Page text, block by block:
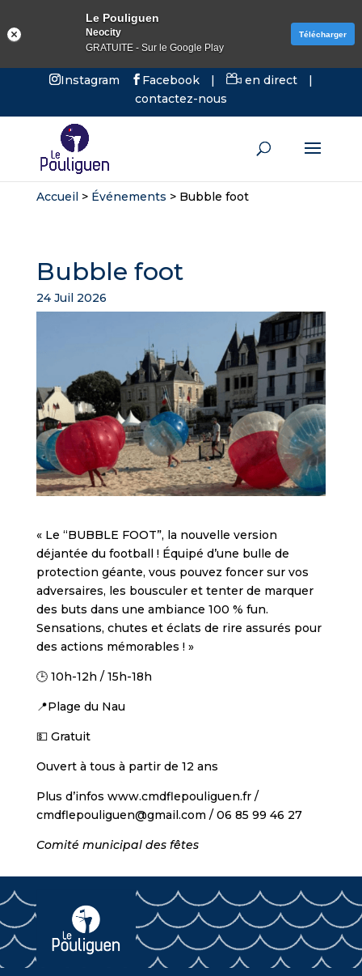
Instagram Facebook | en direct
|
contactez-nous
Accueil> Événements > Bubble foot
Bubble foot
24 Juil 2026
« Le “BUBBLE FOOT”, la nouvelle version
déjantée du football ! Équipé d’une bulle de
protection géante, vous pouvez foncer sur vos
adversaires, les bousculer et tenter de marquer
des buts dans une ambiance 100 % fun.
Sensations, chutes et éclats de rire assurés pour
des actions mémorables ! »
🕒 10h-12h / 15h-18h
📍Plage du Nau
💵 Gratuit
Ouvert à tous à partir de 12 ans
Plus d’infos www.cmdflepouliguen.fr /
cmdflepouliguen@gmail.com / 06 85 99 46 27
Comité municipal des fêtes
Le Pouliguen
Neocity
GRATUITE - Sur le Google Play
Télécharger